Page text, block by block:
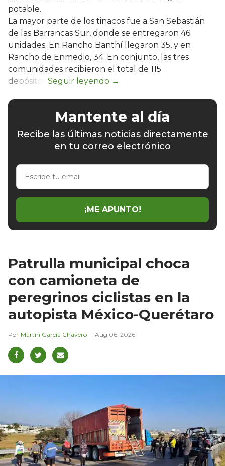
potable.
La mayor parte de los tinacos fue a San Sebastián
de las Barrancas Sur, donde se entregaron 46
unidades. En Rancho Banthí llegaron 35, y en
Rancho de Enmedio, 34. En conjunto, las tres
comunidades recibieron el total de 115
depósitos.
Mantente al día
Recibe las últimas noticias directamente
en tu correo electrónico
Escribe
email
¡ME APUNTO!
Patrulla municipal choca
con camioneta de
peregrinos ciclistas en la
autopista México-Querétaro
Martín García Chavero Aug 06, 2026